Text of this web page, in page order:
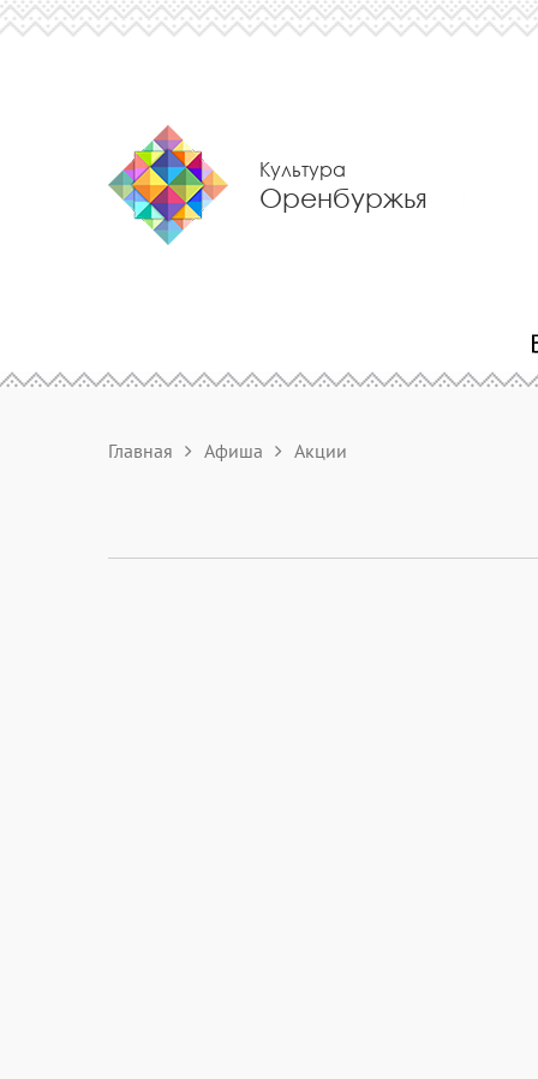
Культура
Оренбуржья
Главная Афиша Акции